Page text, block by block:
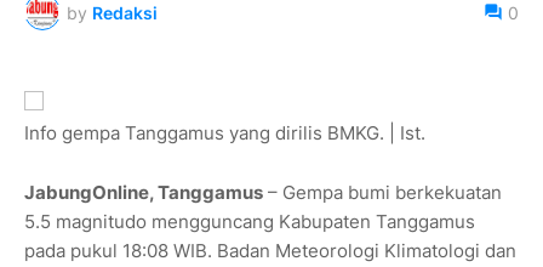
by Redaksi 0
Info gempa Tanggamus yang dirilis BMKG. | Ist.
JabungOnline, Tanggamus – Gempa bumi berkekuatan
5.5 magnitudo mengguncang Kabupaten Tanggamus
pada pukul 18:08 WIB. Badan Meteorologi Klimatologi dan